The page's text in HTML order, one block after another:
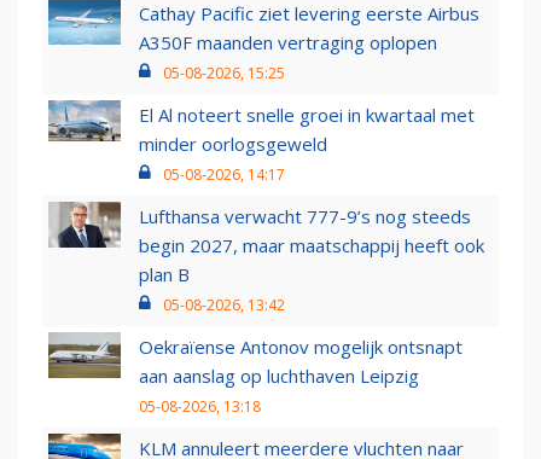
Cathay Pacific ziet levering eerste Airbus
A350F maanden vertraging oplopen
05-08-2026, 15:25
El Al noteert snelle groei in kwartaal met
minder oorlogsgeweld
05-08-2026, 14:17
Lufthansa verwacht 777-9’s nog steeds
begin 2027, maar maatschappij heeft ook
plan B
05-08-2026, 13:42
Oekraïense Antonov mogelijk ontsnapt
aan aanslag op luchthaven Leipzig
05-08-2026, 13:18
KLM annuleert meerdere vluchten naar